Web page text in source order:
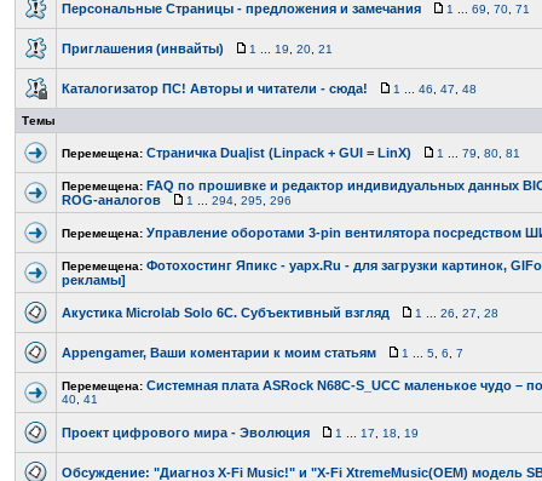
Персональные Страницы - предложения и замечания 1 69 70 71
Приглашения (инвайты) 1 19 20 21
Каталогизатор ПС! Авторы и читатели - сюда! 1 46 47 48
Темы
Перемещена: Страничка Dua|ist (Linpack + GUI = LinX) 1 79 80 81
Перемещена: FAQ по прошивке и редактор индивидуальных данных
ROG-аналогов
1 294 295 296
Перемещена: Управление оборотами 3-pin вентилятора посредством
Перемещена: Фотохостинг Япикс - yapx.Ru - для загрузки картинок,
рекламы]
Акустика Microlab Solo 6C. Субъективный взгляд 1 26 27 28
Appengamer, Ваши коментарии к моим статьям 1 5 6 7
Перемещена: Системная плата ASRock N68C-S_UCC маленькое чудо –
40 41
Проект цифрового мира - Эволюция 1 17 18 19
Обсуждение: "Диагноз X-Fi Music!" и "X-Fi XtremeMusic(OEM) модель